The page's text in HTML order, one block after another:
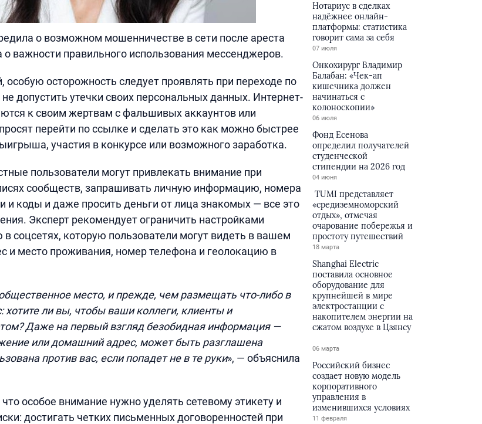
о возможном мошенничестве в сети после ареста
важности правильного использования мессенджеров.
осторожность следует проявлять при переходе по
допустить утечки своих персональных данных. Интернет-
к своим жертвам с фальшивых аккаунтов или
перейти по ссылке и сделать это как можно быстрее
участия в конкурсе или возможного заработка.
пользователи могут привлекать внимание при
сообществ, запрашивать личную информацию, номера
и коды и даже просить деньги от лица знакомых — все это
Эксперт рекомендует ограничить настройками
соцсетях, которую пользователи могут видеть в вашем
и место проживания, номер телефона и геолокацию в
место, и прежде, чем размещать что-либо в
хотите ли вы, чтобы ваши коллеги, клиенты и
Даже на первый взгляд безобидная информация —
или домашний адрес, может быть разглашена
против вас, если попадет не в те руки», — объяснила
особое внимание нужно уделять сетевому этикету и
достигать четких письменных договоренностей при
Нотариус в сделках
надёжнее онлайн-
платформы: статистика
говорит сама за себя
07 июля
Онкохирург Владимир
Балабан: «Чек-ап
кишечника должен
начинаться с
колоноскопии»
06 июля
Фонд Есенова
определил получателей
студенческой
стипендии на 2026 год
04 июня
TUMI представляет
«средиземноморский
отдых», отмечая
очарование побережья и
простоту путешествий
18 марта
Shanghai Electric
поставила основное
оборудование для
крупнейшей в мире
электростанции с
накопителем энергии на
сжатом воздухе в Цзянсу
06 марта
Российский бизнес
создает новую модель
корпоративного
управления в
изменившихся условиях
11 февраля